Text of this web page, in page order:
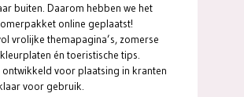
buiten. Daarom hebben we het
online geplaatst!
vrolijke themapagina’s, zomerse
én toeristische tips.
ontwikkeld voor plaatsing in kranten
voor gebruik.